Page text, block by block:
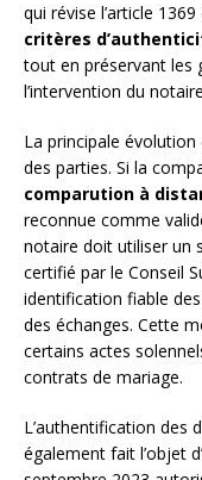
qui révise l’article
critères
tout en préservant les
l’intervention du
La principale
des parties. Si la
comparution à
reconnue comme
notaire doit utiliser un
certifié par le Conseil
identification fiable
des échanges. Cette
certains actes
contrats de mariage.
L’authentification des
également fait l’objet